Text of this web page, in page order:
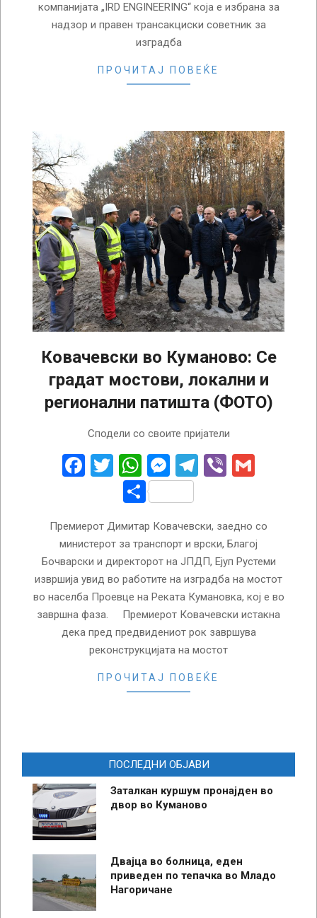
компанијата „IRD ENGINEERING“ која е избрана за
надзор и правен трансакциски советник за
изградба
ПРОЧИТАЈ ПОВЕЌЕ
Ковачевски во Куманово: Се
градат мостови, локални и
регионални патишта (ФОТО)
Сподели со своите пријатели
Facebook
Twitter
WhatsApp
Messenger
Telegram
Viber
Share
Премиерот Димитар Ковачевски, заедно со
министерот за транспорт и врски, Благој
Бочварски и директорот на ЈПДП, Ејуп Рустеми
извршија увид во работите на изградба на мостот
во населба Проевце на Реката Кумановка, кој е во
завршна фаза. Премиерот Ковачевски истакна
дека пред предвидениот рок завршува
реконструкцијата на мостот
ПРОЧИТАЈ ПОВЕЌЕ
ПОСЛЕДНИ ОБЈАВИ
Заталкан куршум пронајден во
двор во Куманово
Двајца во болница, еден
приведен по тепачка во Младо
Нагоричане